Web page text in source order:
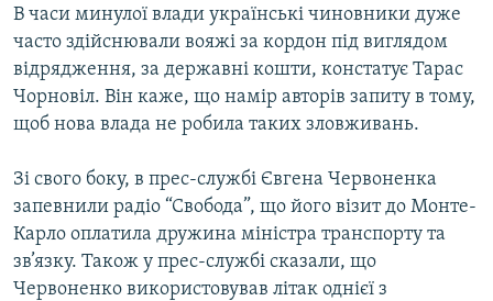
В часи минулої влади українські чиновники дуже
часто здійснювали вояжі за кордон під виглядом
відрядження, за державні кошти, констатує Тарас
Чорновіл. Він каже, що намір авторів запиту в тому,
щоб нова влада не робила таких зловживань.
Зі свого боку, в прес-службі Євгена Червоненка
запевнили радіо “Свобода”, що його візит до Монте-
Карло оплатила дружина міністра транспорту та
зв’язку. Також у прес-службі сказали, що
Червоненко використовував літак однієї з